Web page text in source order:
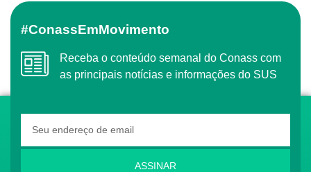
#ConassEmMovimento
Receba o conteúdo semanal do Conass com
as principais notícias e informações do SUS
ASSINAR